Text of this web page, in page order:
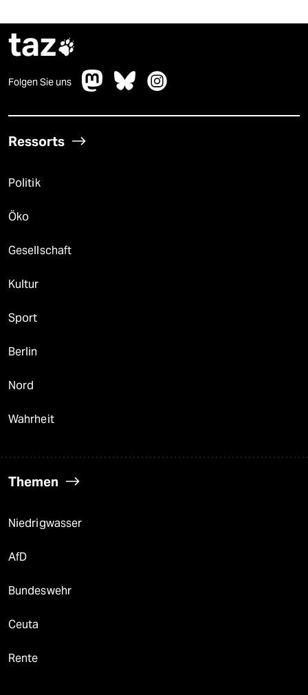
taz
Folgen Sie uns
Ressorts
Politik
Öko
Gesellschaft
Kultur
Sport
Berlin
Nord
Wahrheit
Themen
Niedrigwasser
AfD
Bundeswehr
Ceuta
Rente